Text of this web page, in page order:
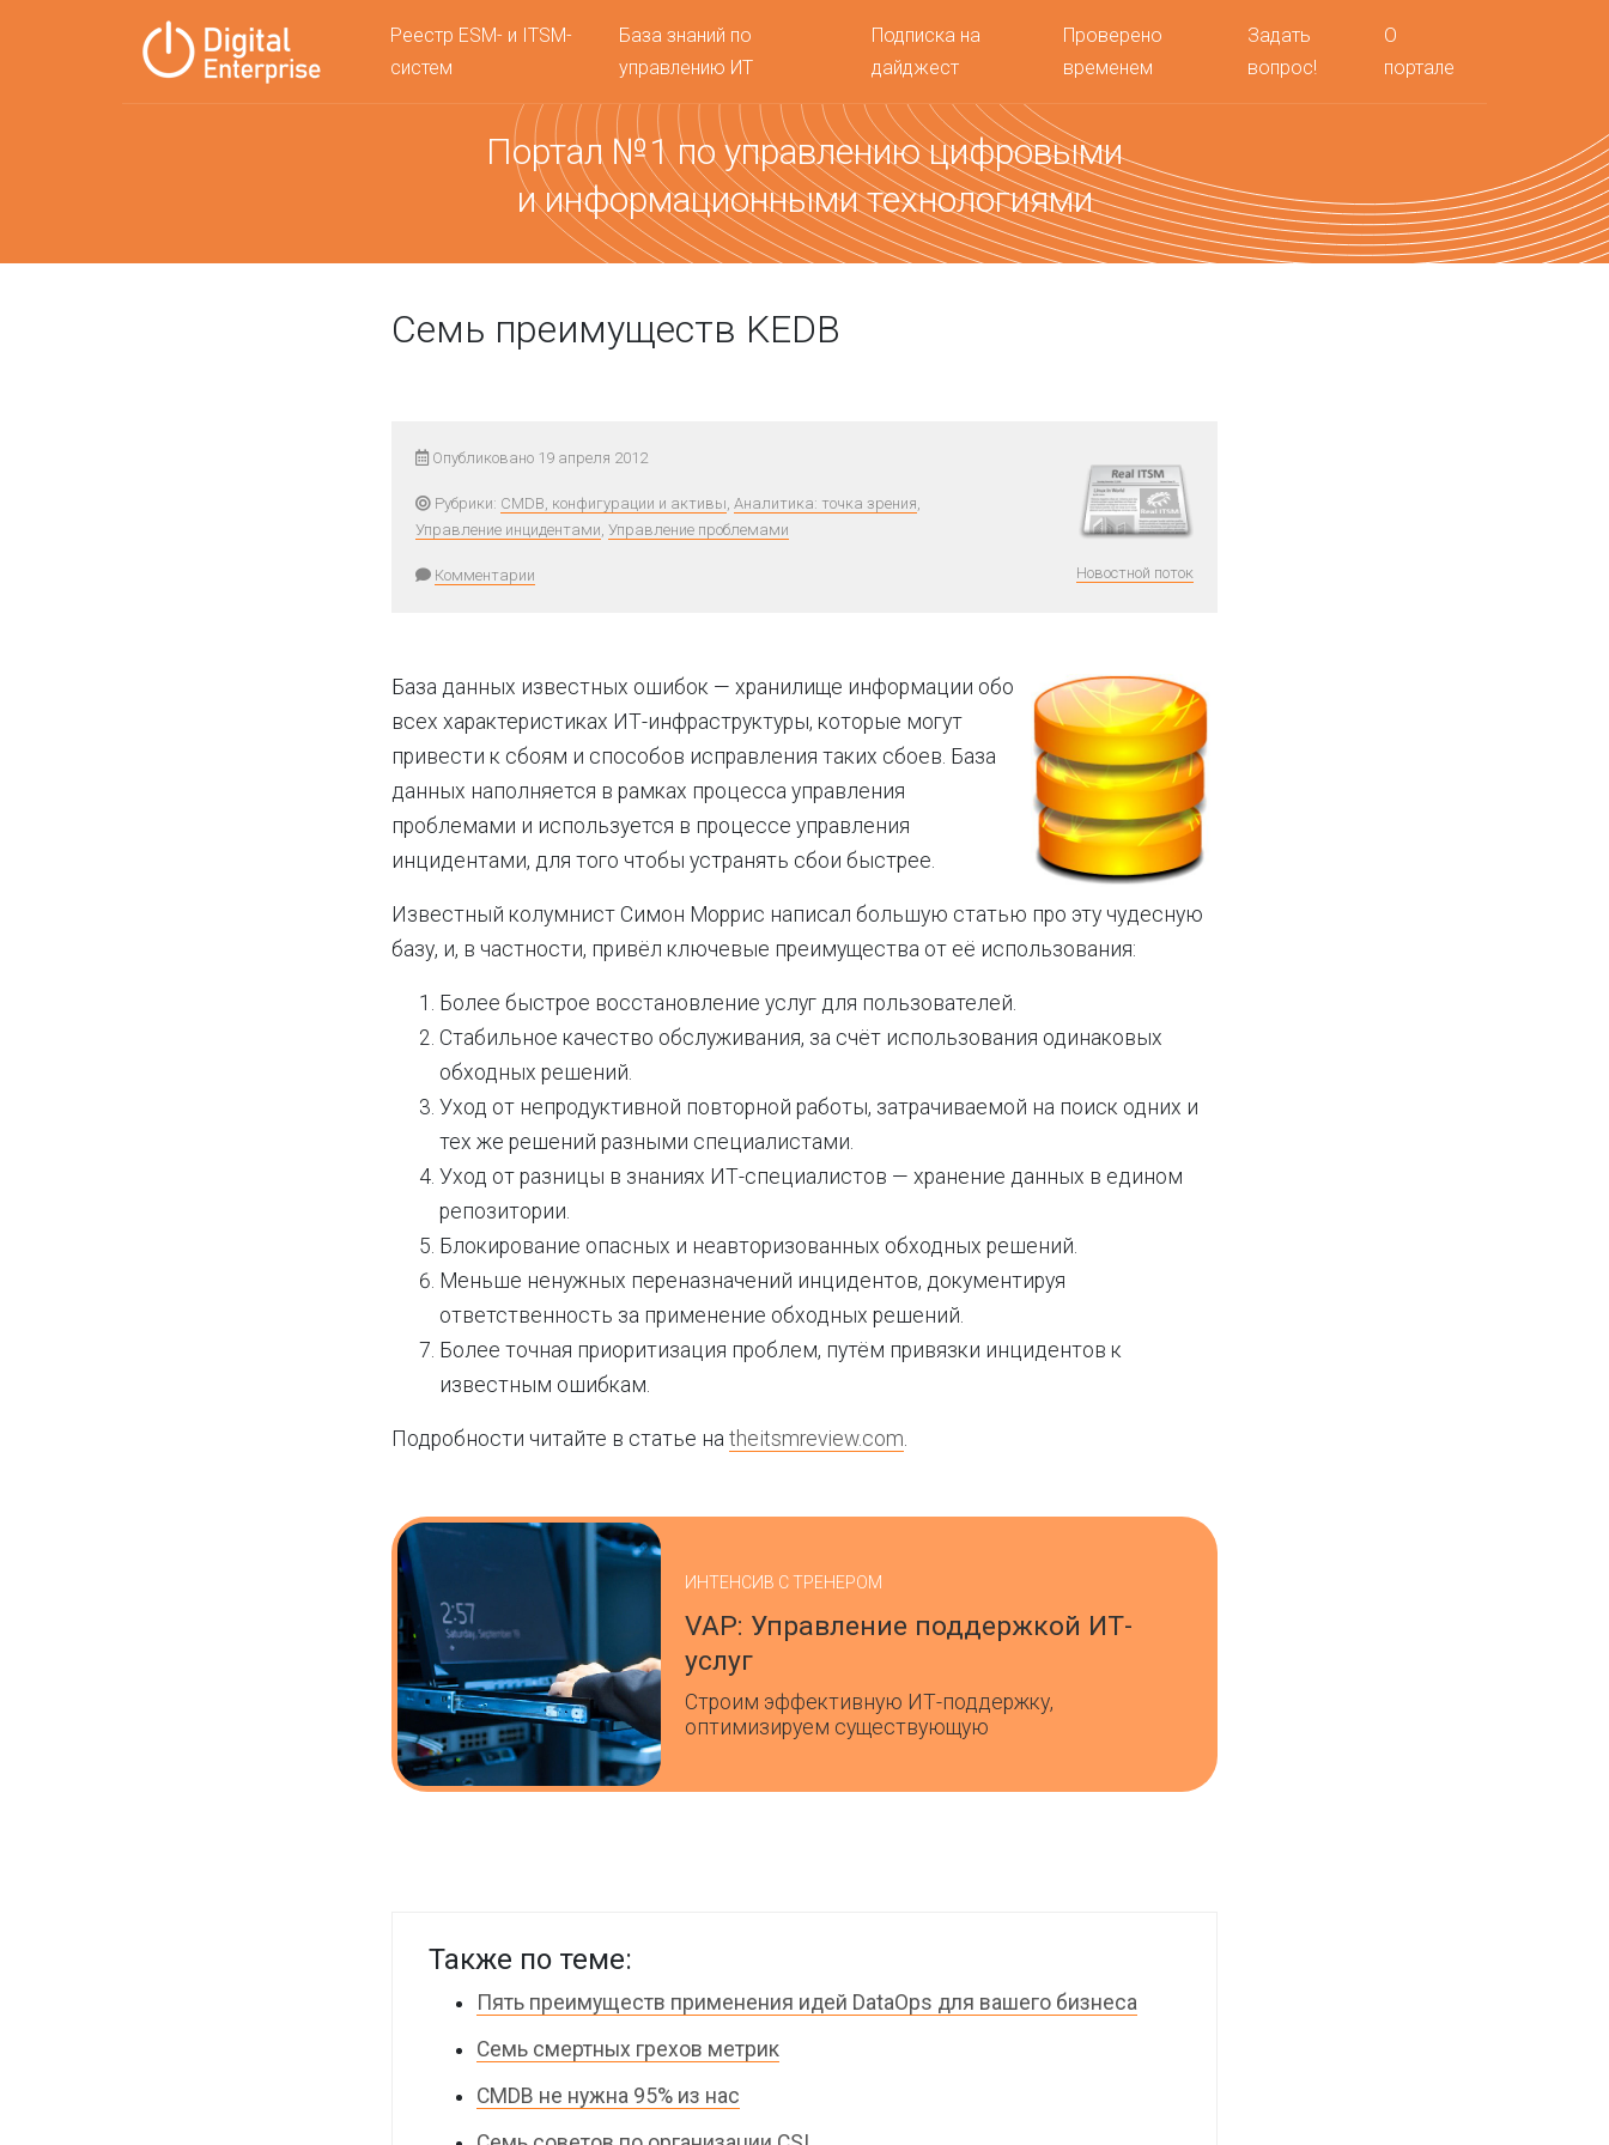
Реестр ESM- и ITSM-
систем
База знаний по
управлению ИТ
Подписка на
дайджест
Проверено
временем
Задать
вопрос!
О
портале
Портал №1 по управлению цифровыми
и информационными технологиями
Семь преимуществ KEDB
Опубликовано 19 апреля 2012
Рубрики: CMDB, конфигурации и активы, Аналитика: точка зрения,
Управление инцидентами, Управление проблемами
Комментарии Новостной поток
База данных известных ошибок — хранилище информации обо
всех характеристиках ИТ-инфраструктуры, которые могут
привести к сбоям и способов исправления таких сбоев. База
данных наполняется в рамках процесса управления
проблемами и используется в процессе управления
инцидентами, для того чтобы устранять сбои быстрее.
Известный колумнист Симон Моррис написал большую статью про эту чудесную
базу, и, в частности, привёл ключевые преимущества от её использования:
Более быстрое восстановление услуг для пользователей.
Стабильное качество обслуживания, за счёт использования одинаковых
обходных решений.
Уход от непродуктивной повторной работы, затрачиваемой на поиск одних и
тех же решений разными специалистами.
Уход от разницы в знаниях ИТ-специалистов — хранение данных в едином
репозитории.
Блокирование опасных и неавторизованных обходных решений.
Меньше ненужных переназначений инцидентов, документируя
ответственность за применение обходных решений.
Более точная приоритизация проблем, путём привязки инцидентов к
известным ошибкам.
Подробности читайте в статье на theitsmreview.com.
ИНТЕНСИВ С ТРЕНЕРОМ
VAP: Управление поддержкой ИТ-
услуг
Строим эффективную ИТ-поддержку,
оптимизируем существующую
Также по теме:
Пять преимуществ применения идей DataOps для вашего бизнеса
Семь смертных грехов метрик
CMDB не нужна 95% из нас